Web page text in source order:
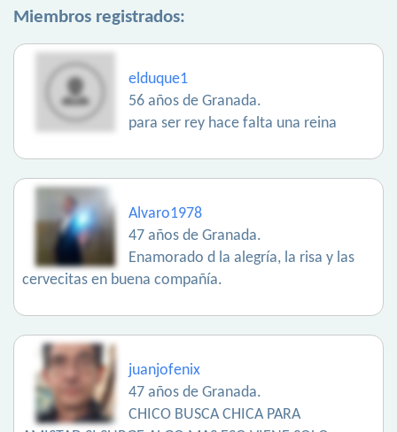
Miembros registrados:
elduque1
56 años de Granada.
para ser rey hace falta una reina
Alvaro1978
47 años de Granada.
Enamorado d la alegría, la risa y las
cervecitas en buena compañía.
juanjofenix
47 años de Granada.
CHICO BUSCA CHICA PARA